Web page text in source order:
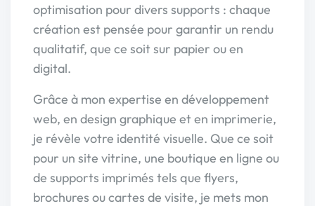
optimisation pour divers supports : chaque
création est pensée pour garantir un rendu
qualitatif, que ce soit sur papier ou en
digital.
Grâce à mon expertise en développement
web, en design graphique et en imprimerie,
je révèle votre identité visuelle. Que ce soit
pour un site vitrine, une boutique en ligne ou
de supports imprimés tels que flyers,
brochures ou cartes de visite, je mets mon